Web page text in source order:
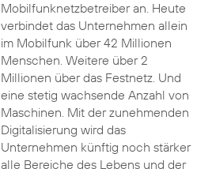
Mobilfunknetzbetreiber an. Heute
verbindet das Unternehmen allein
im Mobilfunk über 42 Millionen
Menschen. Weitere über 2
Millionen über das Festnetz. Und
eine stetig wachsende Anzahl von
Maschinen. Mit der zunehmenden
Digitalisierung wird das
Unternehmen künftig noch stärker
alle Bereiche des Lebens und der